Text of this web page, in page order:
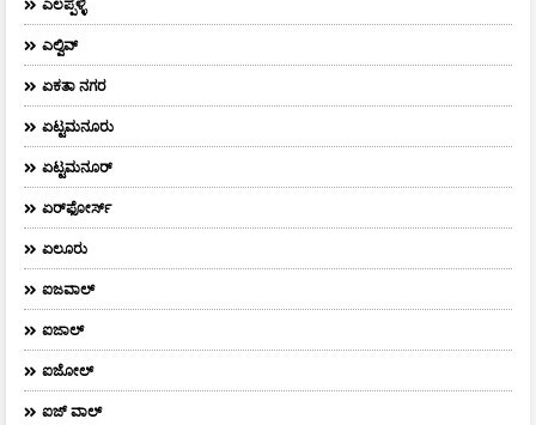
ಎಲಪ್ಪಳ್ಳಿ
ಎಲ್ವಿವ್
ಏಕತಾ ನಗರ
ಏಟ್ಟಮನೂರು
ಏಟ್ಟಮನೂರ್
ಏರ್‌ಫೋರ್ಸ್‌
ಏಲೂರು
ಐಜವಾಲ್
ಐಜಾಲ್
ಐಜೋಲ್
ಐಜ್ ವಾಲ್